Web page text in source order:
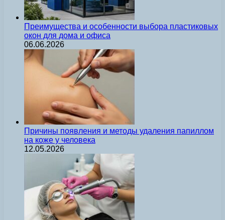
Преимущества и особенности выбора пластиковых
окон для дома и офиса
06.06.2026
Причины появления и методы удаления папиллом
на коже у человека
12.05.2026